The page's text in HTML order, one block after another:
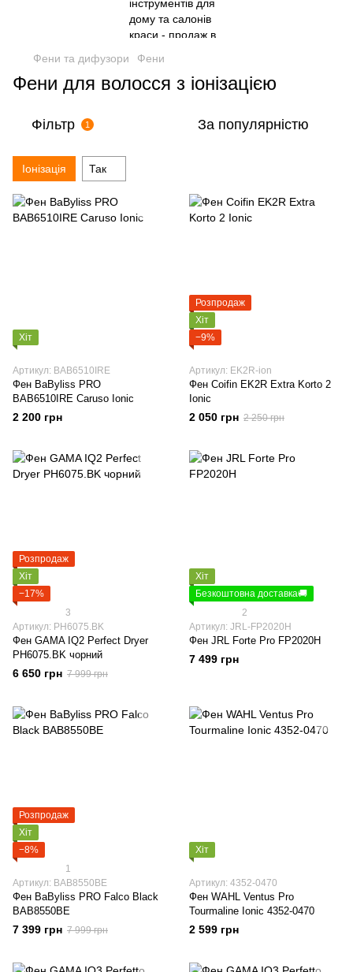
Фени та дифузори Фени
Фени для волосся з іонізацією
Фільтр 1 За популярністю
Іонізація Так
Хіт
Артикул: BAB6510IRE
Фен BaByliss PRO
BAB6510IRE Caruso Ionic
2 200 грн
Розпродаж
Хіт
−9%
Артикул: EK2R-ion
Фен Coifin EK2R Extra Korto 2
Ionic
2 050 грн 2 250 грн
Розпродаж
Хіт
−17%
3
Артикул: PH6075.BK
Фен GAMA IQ2 Perfect Dryer
PH6075.BK чорний
6 650 грн 7 999 грн
Хіт
Безкоштовна доставка🚚
2
Артикул: JRL-FP2020H
Фен JRL Forte Pro FP2020H
7 499 грн
Розпродаж
Хіт
−8%
1
Артикул: BAB8550BE
Фен BaByliss PRO Falco Black
BAB8550BE
7 399 грн 7 999 грн
Хіт
Артикул: 4352-0470
Фен WAHL Ventus Pro
Tourmaline Ionic 4352-0470
2 599 грн